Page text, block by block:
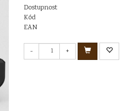
Dostupnost
Kód
EAN
- +